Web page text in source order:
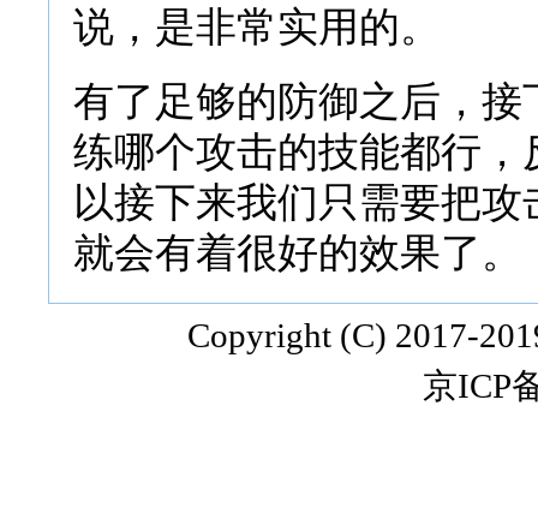
说，是非常实用的。
有了足够的防御之后，
练哪个攻击的技能都行
以接下来我们只需要把
就会有着很好的效果了。
Copyright (C) 2017-
京ICP